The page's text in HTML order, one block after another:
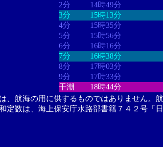
2分
14時49分
3分
15時13分
4分
15時35分
5分
15時56分
6分
16時16分
7分
16時38分
8分
17時03分
9分
17時33分
干潮
18時44分
、航海の用に供するものではありません。
定数は、海上保安庁水路部書籍７４２号「